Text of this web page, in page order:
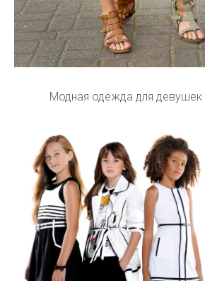
Модная одежда для девушек